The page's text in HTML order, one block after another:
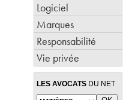
Logiciel
Marques
Responsabilité
Vie privée
LES AVOCATS DU NET